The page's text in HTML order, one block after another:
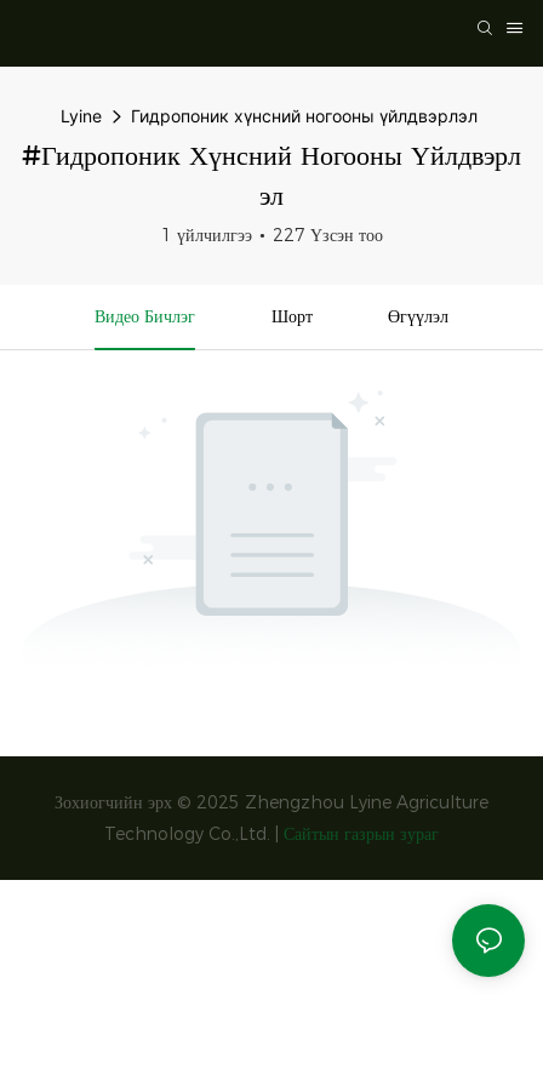
Lyine Гидропоник хүнсний ногооны үйлдвэрлэл
#Гидропоник Хүнсний Ногооны Үйлдвэрл
Эл
1 үйлчилгээ 227 Үзсэн тоо
Видео Бичлэг Шорт Өгүүлэл
Зохиогчийн эрх © 2025 Zhengzhou Lyine Agriculture
Technology Co.,Ltd. |
Сайтын газрын зураг